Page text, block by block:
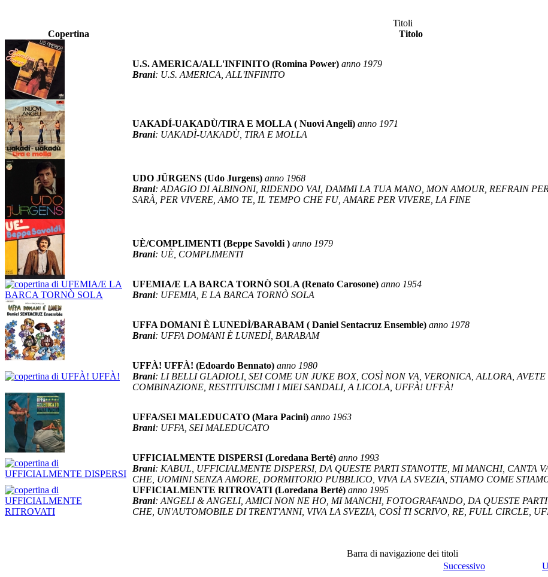
Titoli
Copertina
Titolo
U.S. AMERICA/ALL'INFINITO (Romina Power) anno 1979
Brani: U.S. AMERICA, ALL'INFINITO
UAKADÍ-UAKADÙ/TIRA E MOLLA ( Nuovi Angeli) anno 1971
Brani: UAKADÌ-UAKADÙ, TIRA E MOLLA
UDO JÜRGENS (Udo Jurgens) anno 1968
Brani: ADAGIO DI ALBINONI, RIDENDO VAI, DAMMI LA TUA MANO, MON AMOUR, REFRAIN
SARÀ, PER VIVERE, AMO TE, IL TEMPO CHE FU, AMARE PER VIVERE, LA FINE
UÈ/COMPLIMENTI (Beppe Savoldi ) anno 1979
Brani: UÈ, COMPLIMENTI
UFEMIA/E LA BARCA TORNÒ SOLA (Renato Carosone) anno 1954
Brani: UFEMIA, E LA BARCA TORNÒ SOLA
UFFA DOMANI È LUNEDÌ/BARABAM ( Daniel Sentacruz Ensemble) anno 1978
Brani: UFFA DOMANI È LUNEDÌ, BARABAM
UFFÀ! UFFÀ! (Edoardo Bennato) anno 1980
Brani: LI BELLI GLADIOLI, SEI COME UN JUKE BOX, COSÌ NON VA, VERONICA, ALLORA,
COMBINAZIONE, RESTITUISCIMI I MIEI SANDALI, A LICOLA, UFFÀ! UFFÀ!
UFFA/SEI MALEDUCATO (Mara Pacini) anno 1963
Brani: UFFA, SEI MALEDUCATO
UFFICIALMENTE DISPERSI (Loredana Berté) anno 1993
Brani: KABUL, UFFICIALMENTE DISPERSI, DA QUESTE PARTI STANOTTE, MI MANCHI, CANTA
CHE, UOMINI SENZA AMORE, DORMITORIO PUBBLICO, VIVA LA SVEZIA, STIAMO COME
UFFICIALMENTE RITROVATI (Loredana Berté) anno 1995
Brani: ANGELI & ANGELI, AMICI NON NE HO, MI MANCHI, FOTOGRAFANDO, DA QUESTE
CHE, UN'AUTOMOBILE DI TRENT'ANNI, VIVA LA SVEZIA, COSÌ TI SCRIVO, RE, FULL CIRCLE,
Barra di navigazione dei titoli
Successivo